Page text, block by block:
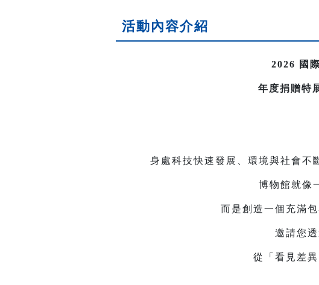
活動內容介紹
2026 國
年度捐贈特
身處科技快速發展、環境與社會不
博物館就像
而是創造一個充滿
邀請您
從「看見差